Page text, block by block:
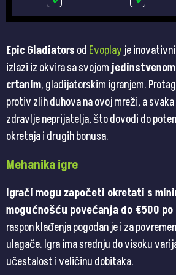
Epic Gladiators od Evoplayje
izlazi iz okvira sa svojomjedinstvenom
crtanim, gladijatorskim igranjem.
protiv zlih duhova na ovoj mreži, a
zdravlje neprijatelja, što dovodi do
okretaja i drugih bonusa.
Mehanika igre
Igrači mogu započeti okretati s
mogućnošću povećanja do €500
raspon klađenja pogodan je i za
ulagače. Igra ima srednju do visoku
učestalost i veličinu dobitaka.